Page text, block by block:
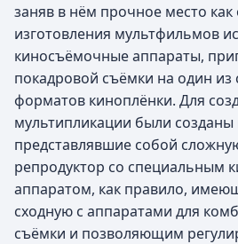
заняв в нём прочное место
изготовления мультфильмов
киносъёмочные аппараты,
покадровой съёмки на один из
форматов киноплёнки. Для
мультипликации были созданы
представлявшие собой
репродуктор со специальным
аппаратом, как правило,
сходную с аппаратами для
съёмки и позволяющим